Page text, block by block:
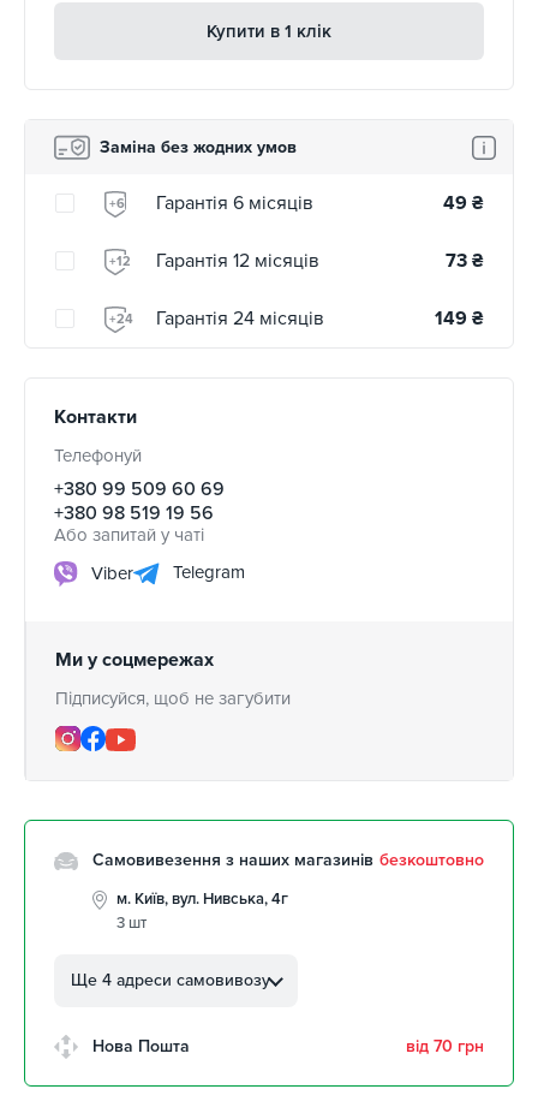
Купити в 1 клік
Заміна без жодних умов
+6 Гарантія 6 місяців 49 ₴
+12 Гарантія 12 місяців 73 ₴
+24 Гарантія 24 місяців 149 ₴
Контакти
Телефонуй
+380 99 509 60 69
+380 98 519 19 56
Або запитай у чаті
Viber
Telegram
Ми у соцмережах
Підписуйся, щоб не загубити
Самовивезення з наших магазинів безкоштовно
м. Київ, вул. Нивська, 4г
3 шт
Автолюбителів, 8а
Клинцівський авторинок
Ще 4 адреси самовивозу
Нова Пошта від 70 грн